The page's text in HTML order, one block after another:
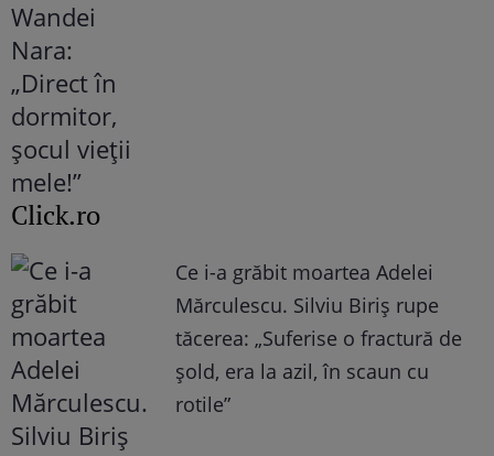
Click.ro
Ce i-a grăbit moartea Adelei
Mărculescu. Silviu Biriș rupe
tăcerea: „Suferise o fractură de
șold, era la azil, în scaun cu
rotile”